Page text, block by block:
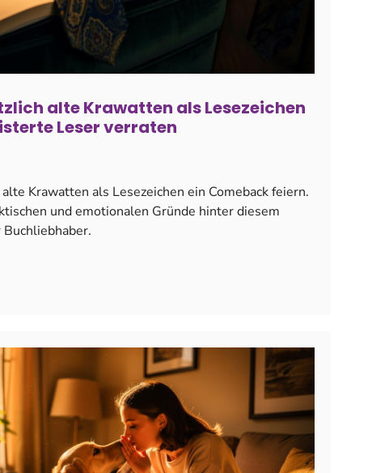
alte Krawatten als Lesezeichen
Leser verraten
Krawatten als Lesezeichen ein Comeback feiern.
und emotionalen Gründe hinter diesem